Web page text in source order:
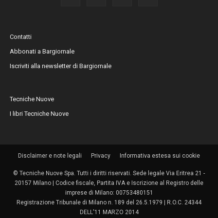
Contatti
Abbonati a Bargiornale
Iscriviti alla newsletter di Bargiornale
Tecniche Nuove
I libri Tecniche Nuove
Disclaimer e note legali Privacy Informativa estesa sui cookie
© Tecniche Nuove Spa. Tutti i diritti riservati. Sede legale Via Eritrea 21 -
20157 Milano | Codice fiscale, Partita IVA e Iscrizione al Registro delle
imprese di Milano: 00753480151
Registrazione Tribunale di Milano n. 189 del 26.5.1979 | R.O.C. 24344
DELL'11 MARZO 2014